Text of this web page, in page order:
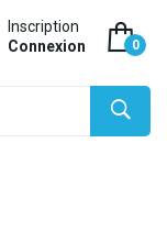
Inscription
Connexion
0
×